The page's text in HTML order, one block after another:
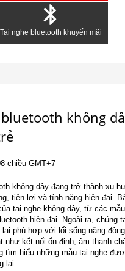
Tai nghe bluetooth khuyến mãi
không
chiều GMT+7
không dây đang trở thành xu
tiện lợi và tính năng hiện đại.
tai nghe không dây, từ các
hiện đại. Ngoài ra, chúng
lại phù hợp với lối sống năng
như kết nối ổn định, âm thanh
tìm hiểu những mẫu tai nghe
lai.